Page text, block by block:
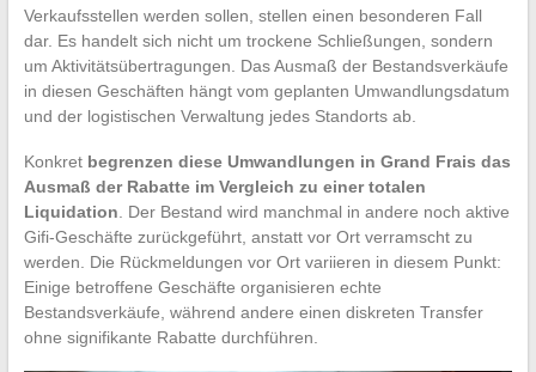
Verkaufsstellen werden sollen, stellen einen besonderen Fall
dar. Es handelt sich nicht um trockene Schließungen, sondern
um Aktivitätsübertragungen. Das Ausmaß der Bestandsverkäufe
in diesen Geschäften hängt vom geplanten Umwandlungsdatum
und der logistischen Verwaltung jedes Standorts ab.
Konkret begrenzen diese Umwandlungen in Grand Frais das
Ausmaß der Rabatte im Vergleich zu einer totalen
Liquidation. Der Bestand wird manchmal in andere noch aktive
Gifi-Geschäfte zurückgeführt, anstatt vor Ort verramscht zu
werden. Die Rückmeldungen vor Ort variieren in diesem Punkt:
Einige betroffene Geschäfte organisieren echte
Bestandsverkäufe, während andere einen diskreten Transfer
ohne signifikante Rabatte durchführen.